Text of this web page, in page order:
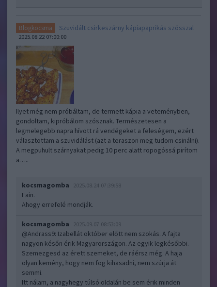
Blogkocsma Szuvidált csirkeszárny kápiapaprikás szósszal
2025.08.22 07:00:00
Ilyet még nem próbáltam, de termett kápia a veteményben,
gondoltam, kipróbálom szósznak. Természetesen a
legmelegebb napra hívott rá vendégeket a feleségem, ezért
választottam a szuvidálást (azt a teraszon meg tudom csinálni).
A megpuhult szárnyakat pedig 10 perc alatt ropogóssá pirítom
a…..
kocsmagomba 2025.08.24 07:39:58
Fain.
Ahogy errefelé mondják.
kocsmagomba 2025.09.07 08:53:09
@Andrass9: Izabellát október előtt nem szokás. A fajta
nagyon későn érik Magyarországon. Az egyik legkésőbbi.
Szemezgesd az érett szemeket, de ráérsz még. A haja
olyan kemény, hogy nem fog kihasadni, nem szúrja át
semmi.
Itt nálam, a nagyhegy túlsó oldalán be sem érik minden